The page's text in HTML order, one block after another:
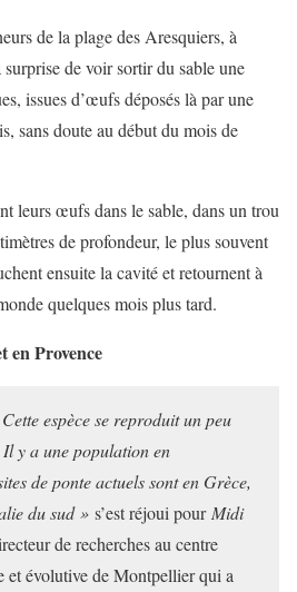
de la plage des Aresquiers, à
de voir sortir du sable une
issues d’œufs déposés là par une
sans doute au début du mois de
leurs œufs dans le sable, dans un trou
de profondeur, le plus souvent
ensuite la cavité et retournent à
quelques mois plus tard.
en Provence
espèce se reproduit un peu
y a une population en
de ponte actuels sont en Grèce,
du sud » s’est réjoui pour Midi
de recherches au centre
et évolutive de Montpellier qui a